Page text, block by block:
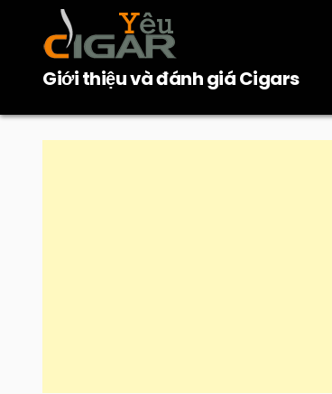
content
Giới thiệu và đánh giá Cigars